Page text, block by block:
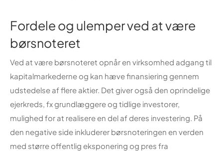
Fordele og ulemper ved at være
børsnoteret
Ved at være børsnoteret opnår en virksomhed adgang til
kapitalmarkederne og kan hæve finansiering gennem
udstedelse af flere aktier. Det giver også den oprindelige
ejerkreds, fx grundlæggere og tidlige investorer,
mulighed for at realisere en del af deres investering. På
den negative side inkluderer børsnoteringen en verden
med større offentlig eksponering og pres fra